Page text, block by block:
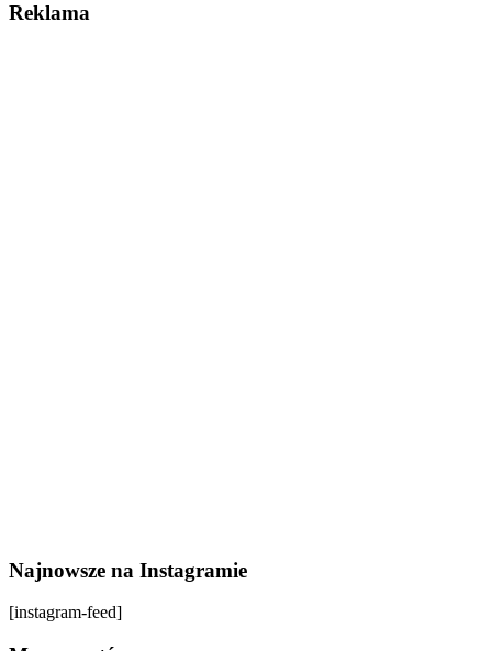
Reklama
Najnowsze na Instagramie
[instagram-feed]